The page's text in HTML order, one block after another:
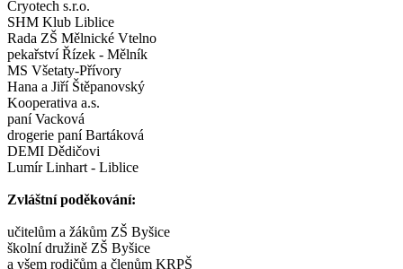
Cryotech s.r.o.
SHM Klub Liblice
Rada ZŠ Mělnické Vtelno
pekařství Řízek - Mělník
MS Všetaty-Přívory
Hana a Jiří Štěpanovský
Kooperativa a.s.
paní Vacková
drogerie paní Bartáková
DEMI Dědičovi
Lumír Linhart - Liblice
Zvláštní poděkování:
učitelům a žákům ZŠ Byšice
školní družině ZŠ Byšice
a všem rodičům a členům KRPŠ